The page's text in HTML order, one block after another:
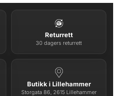
Returrett
30 dagers returrett
Butikk i Lillehammer
Storgata 86, 2615 Lillehammer